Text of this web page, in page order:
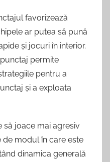
favorizează
ar putea să pună
și jocuri în interior.
permite
pentru a
și a exploata
să joace mai agresiv
modul în care este
dinamica generală